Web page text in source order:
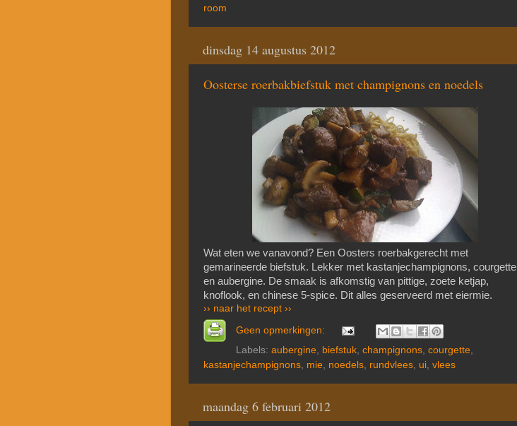
room
dinsdag 14 augustus 2012
Oosterse roerbakbiefstuk met champignons en noedels
Wat eten we vanavond? Een Oosters roerbakgerecht met
gemarineerde biefstuk. Lekker met kastanjechampignons, courgette
en aubergine. De smaak is afkomstig van pittige, zoete ketjap,
knoflook, en chinese 5-spice. Dit alles geserveerd met eiermie.
›› naar het recept ››
Geen opmerkingen:
Labels: aubergine, biefstuk, champignons, courgette,
kastanjechampignons, mie, noedels, rundvlees, ui, vlees
maandag 6 februari 2012